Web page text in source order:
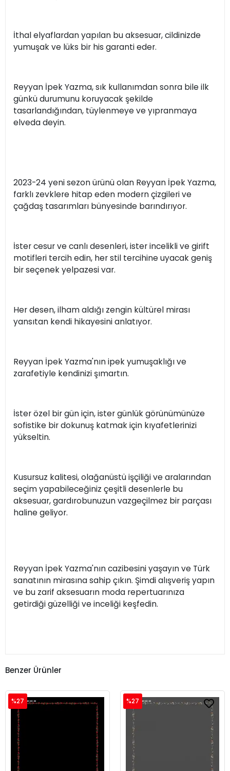
İthal elyaflardan yapılan bu aksesuar, cildinizde
yumuşak ve lüks bir his garanti eder.
Reyyan İpek Yazma, sık kullanımdan sonra bile ilk
günkü durumunu koruyacak şekilde
tasarlandığından, tüylenmeye ve yıpranmaya
elveda deyin.
2023-24 yeni sezon ürünü olan Reyyan İpek Yazma,
farklı zevklere hitap eden modern çizgileri ve
çağdaş tasarımları bünyesinde barındırıyor.
İster cesur ve canlı desenleri, ister incelikli ve girift
motifleri tercih edin, her stil tercihine uyacak geniş
bir seçenek yelpazesi var.
Her desen, ilham aldığı zengin kültürel mirası
yansıtan kendi hikayesini anlatıyor.
Reyyan İpek Yazma'nın ipek yumuşaklığı ve
zarafetiyle kendinizi şımartın.
İster özel bir gün için, ister günlük görünümünüze
sofistike bir dokunuş katmak için kıyafetlerinizi
yükseltin.
Kusursuz kalitesi, olağanüstü işçiliği ve aralarından
seçim yapabileceğiniz çeşitli desenlerle bu
aksesuar, gardırobunuzun vazgeçilmez bir parçası
haline geliyor.
Reyyan İpek Yazma'nın cazibesini yaşayın ve Türk
sanatının mirasına sahip çıkın. Şimdi alışveriş yapın
ve bu zarif aksesuarın moda repertuarınıza
getirdiği güzelliği ve inceliği keşfedin.
Benzer Ürünler
%27 %27